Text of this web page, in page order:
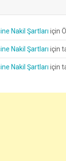
Nakil Şartları için
Nakil Şartları için
Nakil Şartları için